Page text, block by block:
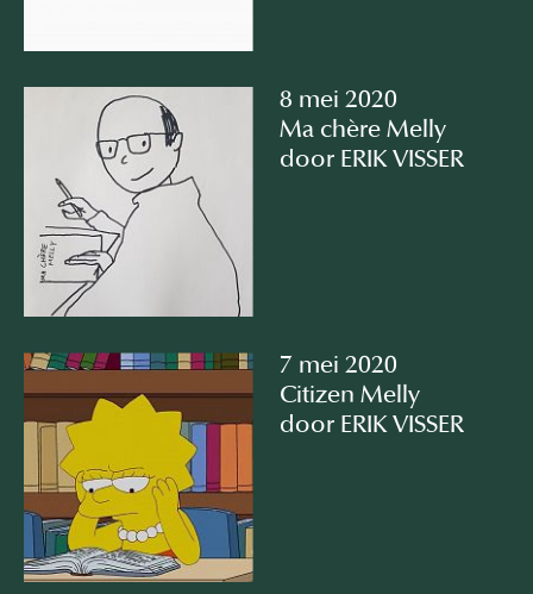
8 mei 2020
Ma chère Melly
door ERIK VISSER
7 mei 2020
Citizen Melly
door ERIK VISSER